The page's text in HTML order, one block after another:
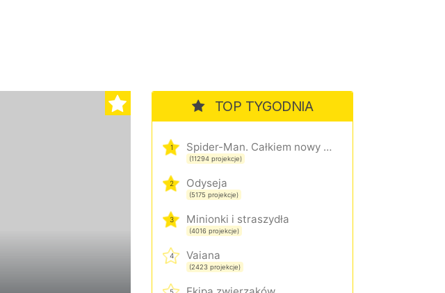
TOP TYGODNIA
1 Spider-Man. Całkiem nowy dzień
(11294 projekcje)
2 Odyseja
(5175 projekcje)
3 Minionki i straszydła
(4016 projekcje)
4 Vaiana
(2423 projekcje)